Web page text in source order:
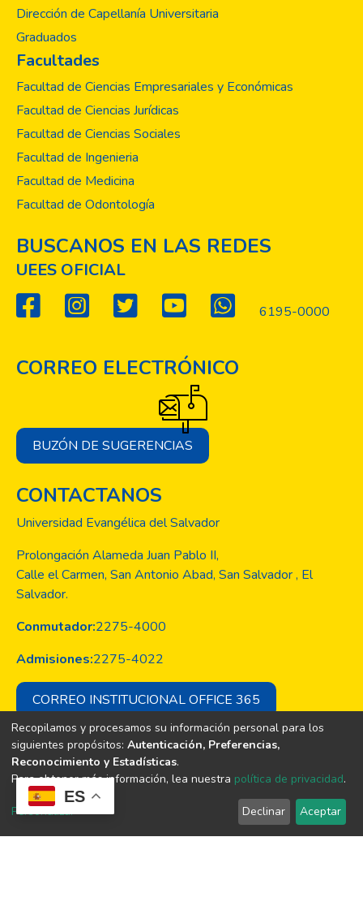
ES
Dirección de Capellanía Universitaria
Graduados
Facultades
Facultad de Ciencias Empresariales y Económicas
Facultad de Ciencias Jurídicas
Facultad de Ciencias Sociales
Facultad de Ingenieria
Facultad de Medicina
Facultad de Odontología
BUSCANOS EN LAS REDES
UEES OFICIAL
6195-0000
CORREO ELECTRÓNICO
BUZÓN DE SUGERENCIAS
CONTACTANOS
Universidad Evangélica del Salvador
Prolongación Alameda Juan Pablo II,
Calle el Carmen, San Antonio Abad, San Salvador , El
Salvador.
Conmutador:2275-4000
Admisiones:2275-4022
CORREO INSTITUCIONAL OFFICE 365
Copyright © Todos los derechos son
de la Universidad Evangélica de El
Recopilamos y procesamos su información personal para los
siguientes propósitos: Autenticación, Preferencias,
Reconocimiento y Estadísticas.
Para obtener más información, lea nuestra política de privacidad.
Personalizar Declinar Aceptar